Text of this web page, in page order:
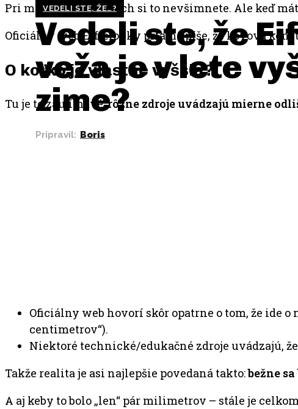
VEDELI STE, ŽE…?
Vedeli ste, že
veža je v lete
zime?
Pripravil: Boris
Pri malých predmetoch si to nevšimnete. Ale keď
Oficiálny web Eiffelovky priamo píše, že kovová
O koľko je vlastne vyššia?
Tu je to zaujímavé:rôzne zdroje uvádzajú mierne
Oficiálny web hovorí skôr opatrne o tom, že ide o
centimetrov“).
Niektoré technické/edukačné zdroje uvádzajú,
Takže realita je asi najlepšie povedaná takto:bežne
A aj keby to bolo „len“ pár milimetrov – stále je